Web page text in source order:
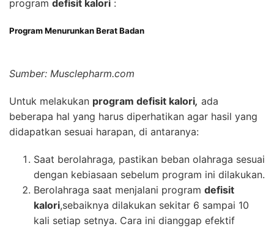
program defisit kalori :
Program Menurunkan Berat Badan
Sumber: Musclepharm.com
Untuk melakukan program defisit kalori, ada
beberapa hal yang harus diperhatikan agar hasil yang
didapatkan sesuai harapan, di antaranya:
Saat berolahraga, pastikan beban olahraga sesuai
dengan kebiasaan sebelum program ini dilakukan.
Berolahraga saat menjalani program defisit
kalori,sebaiknya dilakukan sekitar 6 sampai 10
kali setiap setnya. Cara ini dianggap efektif